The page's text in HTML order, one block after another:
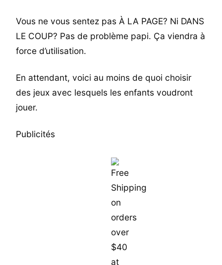
Vous ne vous sentez pas À LA PAGE? Ni DANS
LE COUP? Pas de problème papi. Ça viendra à
force d’utilisation.
En attendant, voici au moins de quoi choisir
des jeux avec lesquels les enfants voudront
jouer.
Publicités